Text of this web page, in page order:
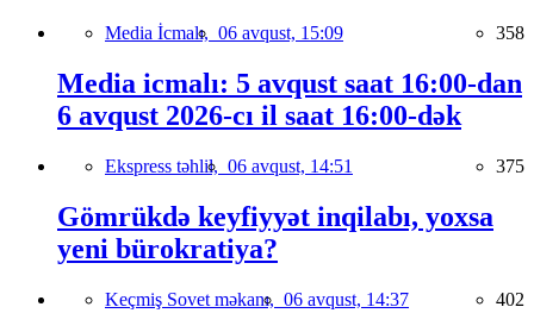
Media İcmalı, 06 avqust, 15:09 358
Media icmalı: 5 avqust saat 16:00-dan
6 avqust 2026-cı il saat 16:00-dək
Ekspress təhlil, 06 avqust, 14:51 375
Gömrükdə keyfiyyət inqilabı, yoxsa
yeni bürokratiya?
Keçmiş Sovet məkanı, 06 avqust, 14:37 402